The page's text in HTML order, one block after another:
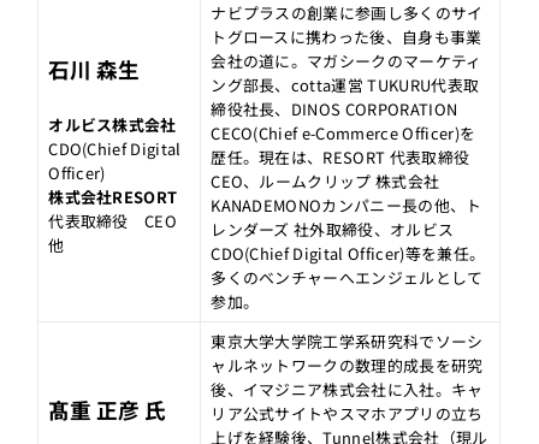
石川 森生
オルビス株式会社
CDO(Chief Digital
Officer)
株式会社RESORT
代表取締役 CEO
他
ナビプラスの創業に参画し多くのサイ
トグロースに携わった後、自身も事業
会社の道に。マガシークのマーケティ
ング部長、cotta運営 TUKURU代表取
締役社長、DINOS CORPORATION
CECO(Chief e-Commerce Officer)を
歴任。現在は、RESORT 代表取締役
CEO、ルームクリップ 株式会社
KANADEMONOカンパニー長の他、ト
レンダーズ 社外取締役、オルビス
CDO(Chief Digital Officer)等を兼任。
多くのベンチャーへエンジェルとして
参加。
髙重 正彦 氏
東京大学大学院工学系研究科でソーシ
ャルネットワークの数理的成長を研究
後、イマジニア株式会社に入社。キャ
リア公式サイトやスマホアプリの立ち
上げを経験後、Tunnel株式会社（現ル